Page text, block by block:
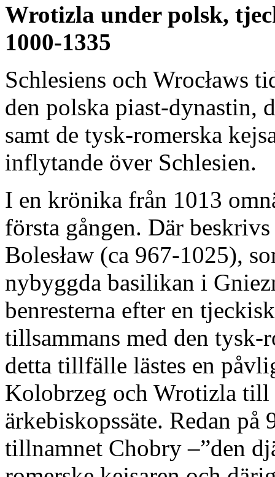
Wrotizla under polsk,
1000-1335
Schlesiens och Wrocławs
den polska piast-dynastin,
samt de tysk-romerska
inflytande över Schlesien.
I en krönika från 1013
första gången. Där
Bolesław (ca 967-1025),
nybyggda basilikan i
benresterna efter en
tillsammans med den
detta tillfälle lästes en
Kolobrzeg och Wrotizla till
ärkebiskopssäte. Redan på
tillnamnet Chobry –”den